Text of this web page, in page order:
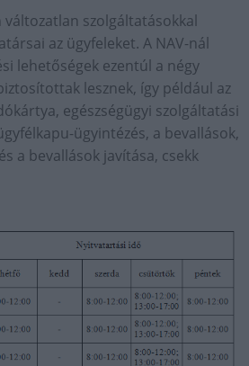
változatlan szolgáltatásokkal
az ügyfeleket. A NAV-nál
lehetőségek ezentúl a négy
lesznek, így például az
egészségügyi szolgáltatási
ügyintézés, a bevallások,
a bevallások javítása, csekk